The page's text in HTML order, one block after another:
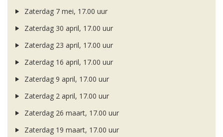
Zaterdag 7 mei, 17.00 uur
Zaterdag 30 april, 17.00 uur
Zaterdag 23 april, 17.00 uur
Zaterdag 16 april, 17.00 uur
Zaterdag 9 april, 17.00 uur
Zaterdag 2 april, 17.00 uur
Zaterdag 26 maart, 17.00 uur
Zaterdag 19 maart, 17.00 uur